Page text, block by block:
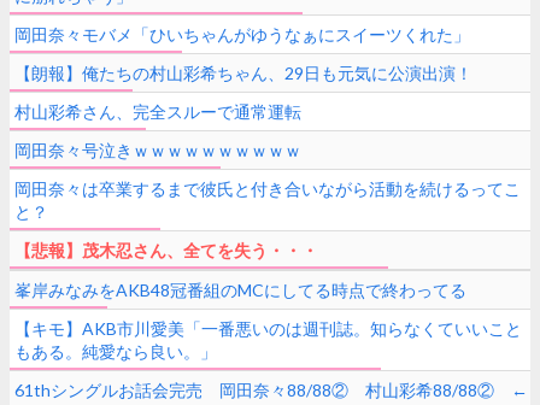
岡田奈々モバメ「ひいちゃんがゆうなぁにスイーツくれた」
【朗報】俺たちの村山彩希ちゃん、29日も元気に公演出演！
村山彩希さん、完全スルーで通常運転
岡田奈々号泣きｗｗｗｗｗｗｗｗｗｗ
岡田奈々は卒業するまで彼氏と付き合いながら活動を続けるってこ
と？
【悲報】茂木忍さん、全てを失う・・・
峯岸みなみをAKB48冠番組のMCにしてる時点で終わってる
【キモ】AKB市川愛美「一番悪いのは週刊誌。知らなくていいこと
もある。純愛なら良い。」
61thシングルお話会完売 岡田奈々88/88② 村山彩希88/88② ←